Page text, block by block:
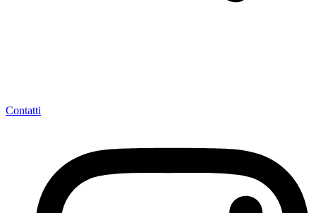
Contatti